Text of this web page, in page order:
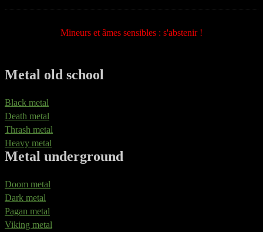
Mineurs et âmes sensibles : s'abstenir !
Metal old school
Black metal
Death metal
Thrash metal
Heavy metal
Metal underground
Doom metal
Dark metal
Pagan metal
Viking metal